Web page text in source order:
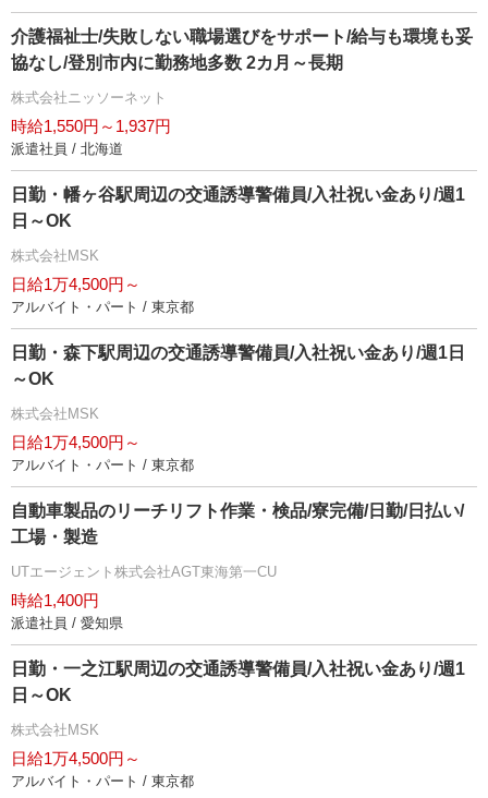
介護福祉士/失敗しない職場選びをサポート/給与も環境も妥
協なし/登別市内に勤務地多数 2カ月～長期
株式会社ニッソーネット
時給1,550円～1,937円
派遣社員 / 北海道
日勤・幡ヶ谷駅周辺の交通誘導警備員/入社祝い金あり/週1
日～OK
株式会社MSK
日給1万4,500円～
アルバイト・パート / 東京都
日勤・森下駅周辺の交通誘導警備員/入社祝い金あり/週1日
～OK
株式会社MSK
日給1万4,500円～
アルバイト・パート / 東京都
自動車製品のリーチリフト作業・検品/寮完備/日勤/日払い/
工場・製造
UTエージェント株式会社AGT東海第一CU
時給1,400円
派遣社員 / 愛知県
日勤・一之江駅周辺の交通誘導警備員/入社祝い金あり/週1
日～OK
株式会社MSK
日給1万4,500円～
アルバイト・パート / 東京都